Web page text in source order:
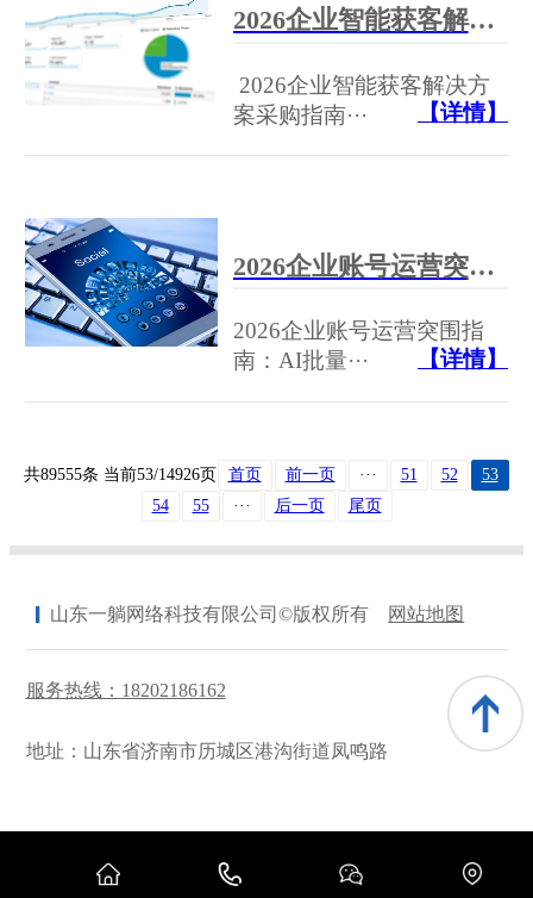
2026企业智能获客解决方案采购指南：24小时自动获客，节省80%人力成本——一躺科技AI推广全解析
2026企业智能获客解决方
案采购指南···
【详情】
2026企业账号运营突围指南：AI批量生产高粘性内容，精准捕获Z世代
2026企业账号运营突围指
南：AI批量···
【详情】
共89555条 当前53/14926页 首页 前一页 ··· 51 52
53
54
55 ··· 后一页 尾页
山东一躺网络科技有限公司©版权所有 网站地图
服务热线：18202186162
地址：山东省济南市历城区港沟街道凤鸣路